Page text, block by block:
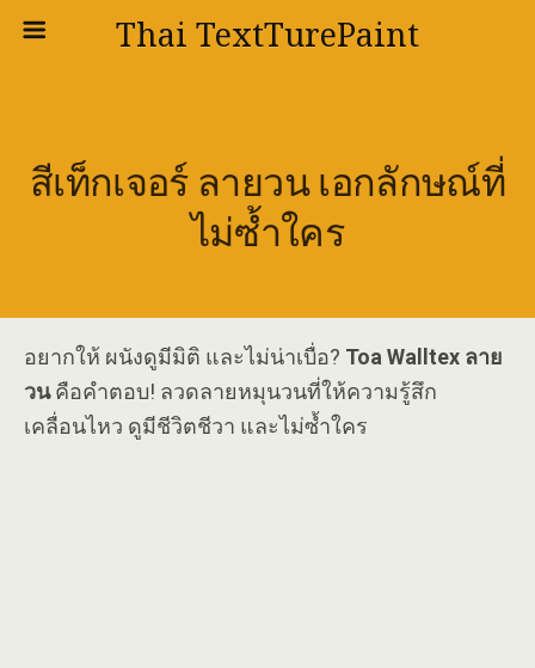
Thai TextTurePaint
สีเท็กเจอร์ ลายวน เอกลักษณ์ที่
ไม่ซ้ำใคร
อยากให้ ผนังดูมีมิติ และไม่น่าเบื่อ? Toa Walltex ลาย
วนคือคำตอบ! ลวดลายหมุนวนที่ให้ความรู้สึก
เคลื่อนไหว ดูมีชีวิตชีวา และไม่ซ้ำใคร